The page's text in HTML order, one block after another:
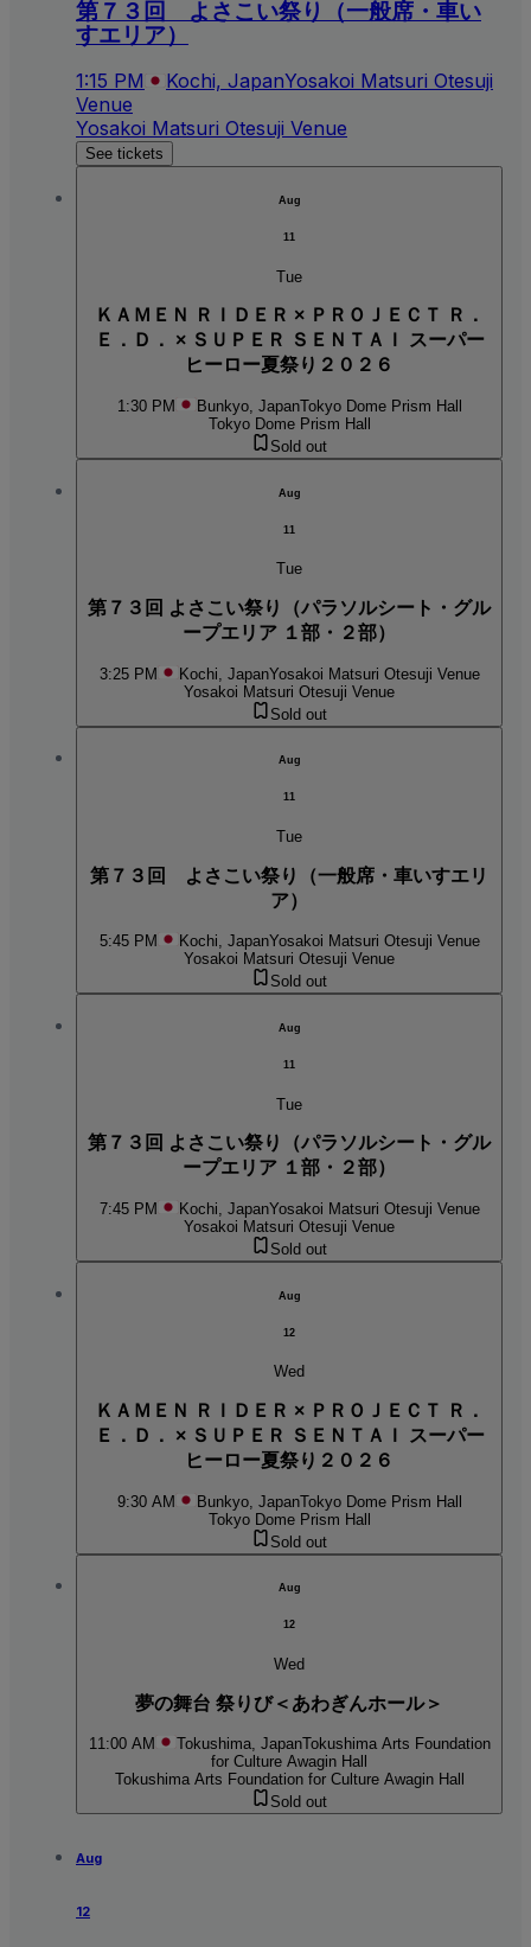
第７３回 よさこい祭り（一般席・車い
すエリア）
1:15 PM Kochi, JapanYosakoi Matsuri Otesuji
Venue
Yosakoi Matsuri Otesuji Venue
See tickets
Aug
11
Tue
ＫＡＭＥＮ ＲＩＤＥＲ × ＰＲＯＪＥＣＴ Ｒ．
Ｅ．Ｄ． × ＳＵＰＥＲ ＳＥＮＴＡＩ スーパー
ヒーロー夏祭り２０２６
1:30 PM Bunkyo, JapanTokyo Dome Prism Hall
Tokyo Dome Prism Hall
Sold out
Aug
11
Tue
第７３回 よさこい祭り（パラソルシート・グル
ープエリア １部・２部）
3:25 PM Kochi, JapanYosakoi Matsuri Otesuji Venue
Yosakoi Matsuri Otesuji Venue
Sold out
Aug
11
Tue
第７３回 よさこい祭り（一般席・車いすエリ
ア）
5:45 PM Kochi, JapanYosakoi Matsuri Otesuji Venue
Yosakoi Matsuri Otesuji Venue
Sold out
Aug
11
Tue
第７３回 よさこい祭り（パラソルシート・グル
ープエリア １部・２部）
7:45 PM Kochi, JapanYosakoi Matsuri Otesuji Venue
Yosakoi Matsuri Otesuji Venue
Sold out
Aug
12
Wed
ＫＡＭＥＮ ＲＩＤＥＲ × ＰＲＯＪＥＣＴ Ｒ．
Ｅ．Ｄ． × ＳＵＰＥＲ ＳＥＮＴＡＩ スーパー
ヒーロー夏祭り２０２６
9:30 AM Bunkyo, JapanTokyo Dome Prism Hall
Tokyo Dome Prism Hall
Sold out
Aug
12
Wed
夢の舞台 祭りび＜あわぎんホール＞
11:00 AM Tokushima, JapanTokushima Arts Foundation
for Culture Awagin Hall
Tokushima Arts Foundation for Culture Awagin Hall
Sold out
Aug
12